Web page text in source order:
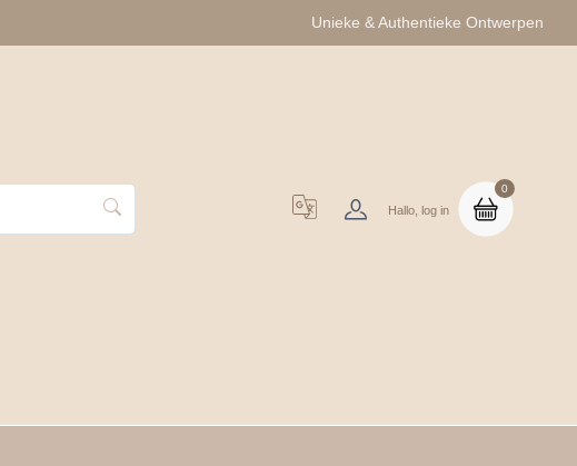
Unieke & Authentieke Ontwerpen
Hallo, log in
0